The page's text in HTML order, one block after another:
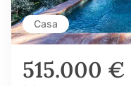
Casa
515.000 €